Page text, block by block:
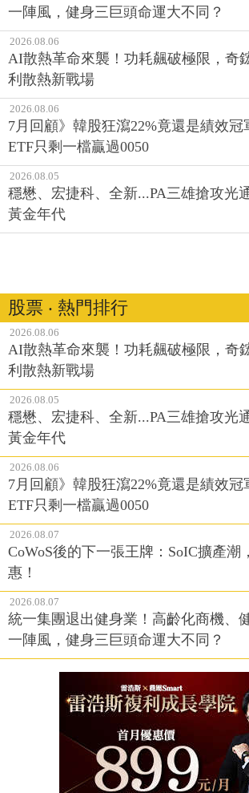
一陣風，健身三巨頭命運大不同？
2026.08.06
AI散熱革命來襲！功耗飆破極限，奇
利散熱新戰場
2026.08.06
7月回顧》韓股狂瀉22%竟還是績效冠
ETF只剩一檔贏過0050
2026.08.05
穩懋、宏捷科、全新...PA三雄搶攻光
黃金年代
股票 ‧ 熱門排行
2026.08.06
AI散熱革命來襲！功耗飆破極限，奇
利散熱新戰場
2026.08.05
穩懋、宏捷科、全新...PA三雄搶攻光
黃金年代
2026.08.06
7月回顧》韓股狂瀉22%竟還是績效冠
ETF只剩一檔贏過0050
2026.08.07
CoWoS後的下一張王牌：SoIC擴產潮
惠！
2026.08.07
統一集團退出健身業！高齡化商機、
一陣風，健身三巨頭命運大不同？